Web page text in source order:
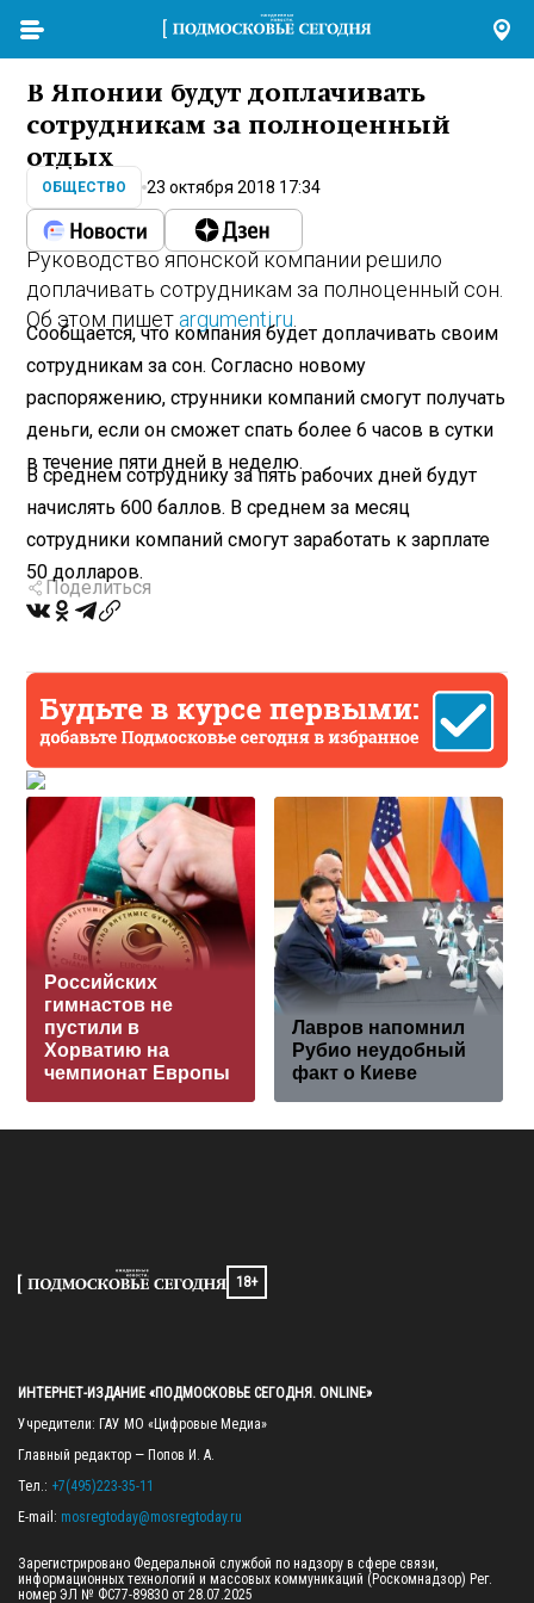
В Японии будут доплачивать
сотрудникам за полноценный
отдых
ОБЩЕСТВО 23 октября 2018 17:34
Руководство японской компании решило
доплачивать сотрудникам за полноценный сон.
Об этом пишет argumenti.ru
Сообщается, что компания будет доплачивать своим
сотрудникам за сон. Согласно новому
распоряжению, струнники компаний смогут получать
деньги, если он сможет спать более 6 часов в сутки
в течение пяти дней в неделю.
В среднем сотруднику за пять рабочих дней будут
начислять 600 баллов. В среднем за месяц
сотрудники компаний смогут заработать к зарплате
50 долларов.
Поделиться
Российских
гимнастов не
пустили в
Хорватию на
чемпионат Европы
Лавров напомнил
Рубио неудобный
факт о Киеве
18+
ИНТЕРНЕТ-ИЗДАНИЕ «ПОДМОСКОВЬЕ СЕГОДНЯ. ONLINE»
Учредители: ГАУ МО «Цифровые Медиа»
Главный редактор — Попов И. А.
Тел.: +7(495)223-35-11
E-mail: mosregtoday@mosregtoday.ru
Зарегистрировано Федеральной службой по надзору в сфере связи,
информационных технологий и массовых коммуникаций (Роскомнадзор) Рег.
номер ЭЛ № ФС77-89830 от 28.07.2025